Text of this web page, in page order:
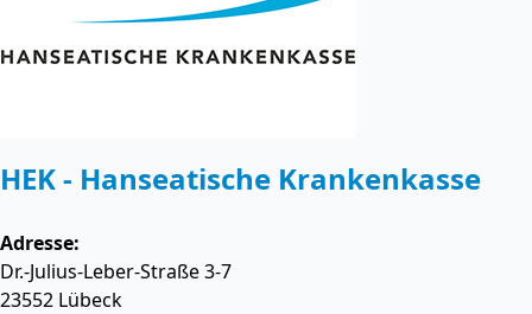
HEK - Hanseatische Krankenkasse
Adresse:
Dr.-Julius-Leber-Straße 3-7
23552 Lübeck